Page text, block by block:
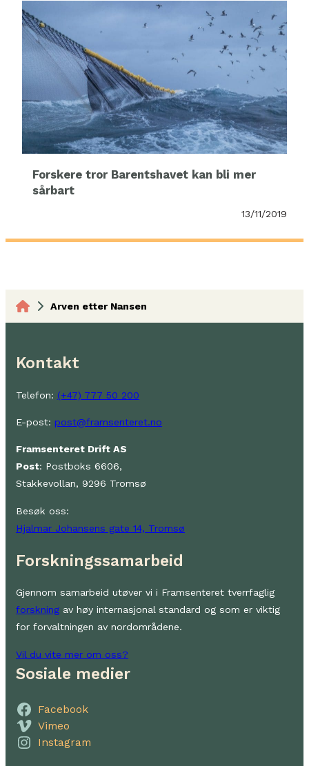
Forskere tror Barentshavet kan bli mer
sårbart
13/11/2019
Arven etter Nansen
Kontakt
Telefon: (+47) 777 50 200
E-post: post@framsenteret.no
Framsenteret Drift AS
Post: Postboks 6606,
Stakkevollan, 9296 Tromsø
Besøk oss:
Hjalmar Johansens gate 14, Tromsø
Forskningssamarbeid
Gjennom samarbeid utøver vi i Framsenteret tverrfaglig
forskning av høy internasjonal standard og som er viktig
for forvaltningen av nordområdene.
Vil du vite mer om oss?
Sosiale medier
Facebook
Vimeo
Instagram